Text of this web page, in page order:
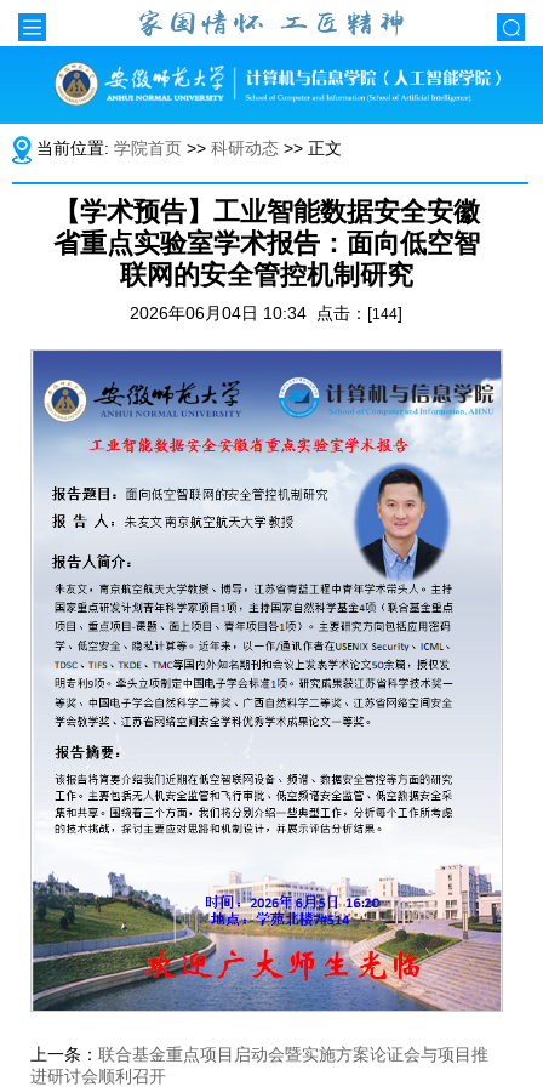
当前位置: 学院首页 >> 科研动态 >> 正文
【学术预告】工业智能数据安全安徽
省重点实验室学术报告：面向低空智
联网的安全管控机制研究
2026年06月04日 10:34 点击：[144]
上一条： 联合基金重点项目启动会暨实施方案论证会与项目推
进研讨会顺利召开